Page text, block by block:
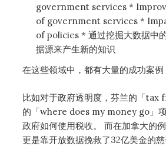
government services *
of government services *
of policies * 通过挖掘大数据中
据源来产生新的知识
在这些领域中，都有大量的成功案例
比如对于政府透明度，芬兰的「tax
的「where does my money go」
政府如何使用税收。 而在加拿大的
更是靠开放数据挽救了32亿美金的慈